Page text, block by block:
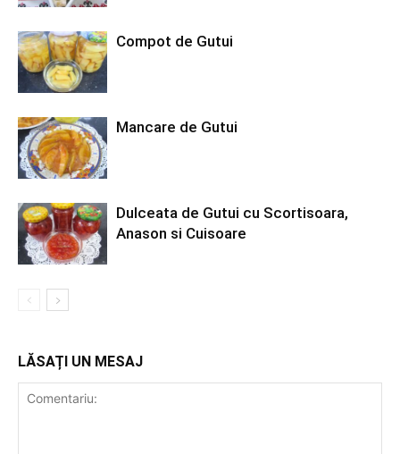
Compot de Gutui
Mancare de Gutui
Dulceata de Gutui cu Scortisoara,
Anason si Cuisoare
LĂSAȚI UN MESAJ